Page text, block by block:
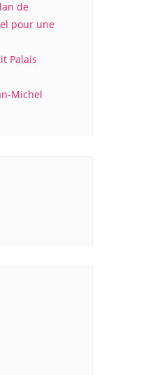
de
pour une
Palais
Michel